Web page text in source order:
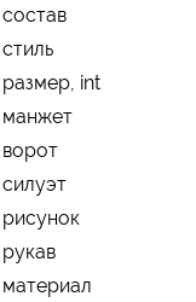
состав
стиль
размер, int
манжет
ворот
силуэт
рисунок
рукав
материал